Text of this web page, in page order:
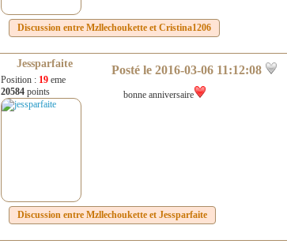
Discussion entre Mzllechoukette et Cristina1206
Jessparfaite
Position : 19 eme
20584 points
Posté le 2016-03-06 11:12:08
bonne anniversaire
Discussion entre Mzllechoukette et Jessparfaite